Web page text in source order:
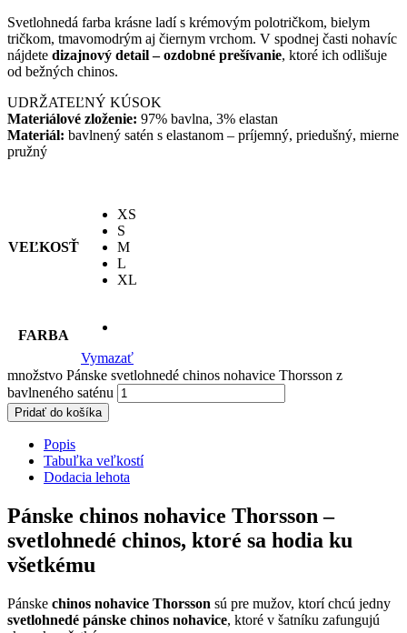
Svetlohnedá farba krásne ladí s krémovým polotričkom, bielym
tričkom, tmavomodrým aj čiernym vrchom. V spodnej časti nohavíc
nájdete dizajnový detail – ozdobné prešívanie, ktoré ich odlišuje
od bežných chinos.
UDRŽATEĽNÝ KÚSOK
Materiálové zloženie: 97% bavlna, 3% elastan
Materiál: bavlnený satén s elastanom – príjemný, priedušný, mierne
pružný
VEĽKOSŤ
XS
S
M
L
XL
FARBA
Vymazať
množstvo Pánske svetlohnedé chinos nohavice Thorsson z
bavlneného saténu
Pridať do košíka
Popis
Tabuľka veľkostí
Dodacia lehota
Pánske chinos nohavice Thorsson –
svetlohnedé chinos, ktoré sa hodia ku
všetkému
Pánske chinos nohavice Thorsson sú pre mužov, ktorí chcú jedny
svetlohnedé pánske chinos nohavice, ktoré v šatníku zafungujú